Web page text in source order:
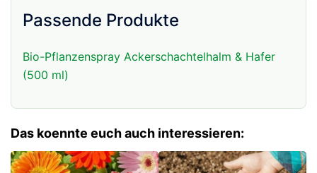
Passende Produkte
Bio-Pflanzenspray Ackerschachtelhalm & Hafer
(500 ml)
Das koennte euch auch interessieren: